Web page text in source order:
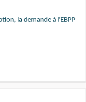
la demande à l'EBPP